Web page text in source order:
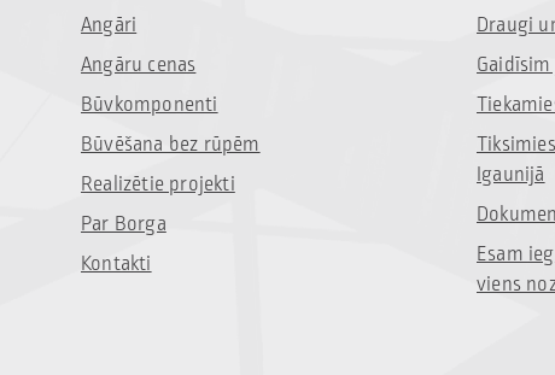
Angāri
Angāru cenas
Būvkomponenti
Būvēšana bez rūpēm
Realizētie projekti
Par Borga
Kontakti
Draugi
Gaidīsim
Igaunijā
Esam
viens